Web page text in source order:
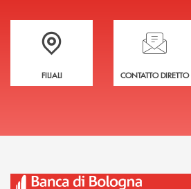
Trova la filiale più vicina a te
FILIALI
Hai bisogno di
CONTATTO DIRETTO